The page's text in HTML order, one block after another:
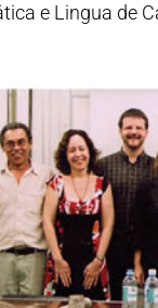
e Lingua de